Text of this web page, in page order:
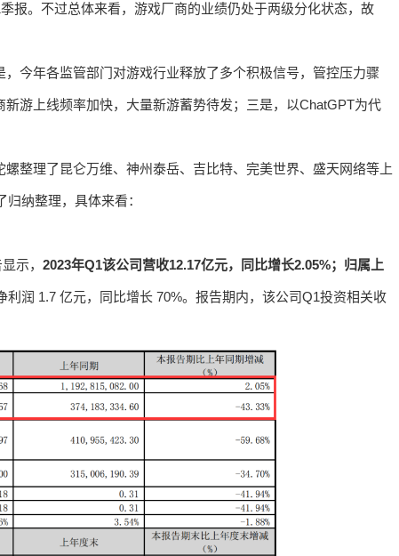
报。不过总体来看，游戏厂商的业绩仍处于两级分化状态，故
今年各监管部门对游戏行业释放了多个积极信号，管控压力骤
游上线频率加快，大量新游蓄势待发；三是，以ChatGPT为代
整理了昆仑万维、神州泰岳、吉比特、完美世界、盛天网络等上
纳整理，具体来看：
示， 2023年Q1该公司营收12.17亿元，同比增长2.05%；归属上
利润 1.7 亿元，同比增长 70%。报告期内，该公司Q1投资相关收